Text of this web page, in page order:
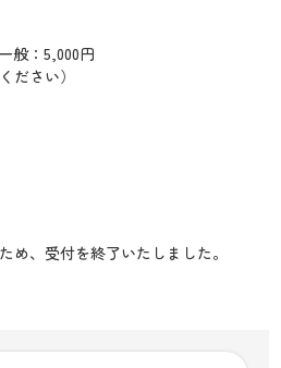
：5,000円
ださい）
め、受付を終了いたしました。